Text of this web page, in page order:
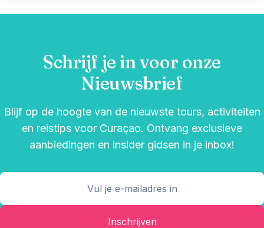
Schrijf je in voor onze
Nieuwsbrief
Blijf op de hoogte van de nieuwste tours, activiteiten
en reistips voor Curaçao. Ontvang exclusieve
aanbiedingen en insider gidsen in je inbox!
Inschrijven